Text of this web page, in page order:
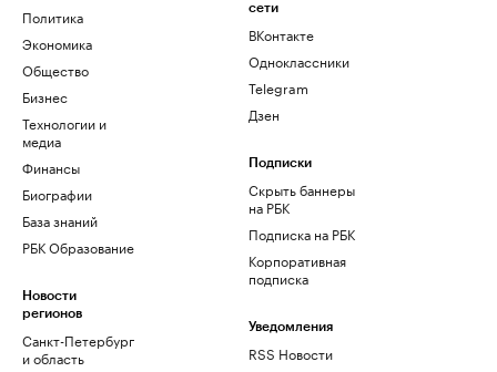
Политика
Экономика
Общество
Бизнес
Технологии и
медиа
Финансы
Биографии
База знаний
РБК Образование
Новости
регионов
Санкт-Петербург
и область
сети
ВКонтакте
Одноклассники
Telegram
Дзен
Подписки
Скрыть баннеры
на РБК
Подписка на РБК
Корпоративная
подписка
Уведомления
RSS Новости